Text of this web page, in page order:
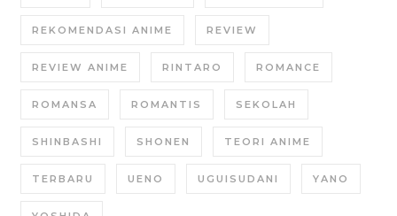
REKOMENDASI ANIME REVIEW
REVIEW ANIME RINTARO ROMANCE
ROMANSA ROMANTIS SEKOLAH
SHINBASHI SHONEN TEORI ANIME
TERBARU UENO UGUISUDANI YANO